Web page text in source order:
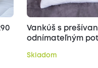
Vankúš s
odnímateľným
Skladom